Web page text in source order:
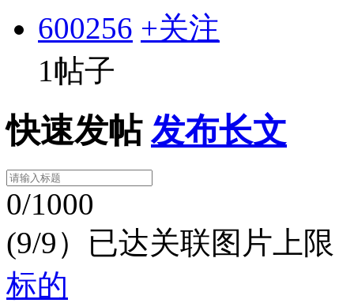
600256 +关注
1帖子
快速发帖 发布长文
0/1000
(9/9）已达关联图片上限
标的